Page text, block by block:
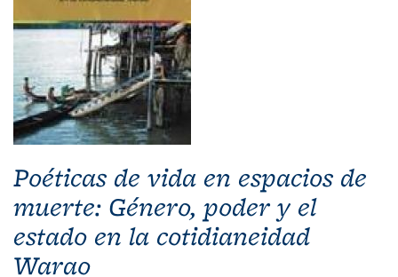
Poéticas de vida en espacios de
muerte: Género, poder y el
estado en la cotidianeidad
Warao